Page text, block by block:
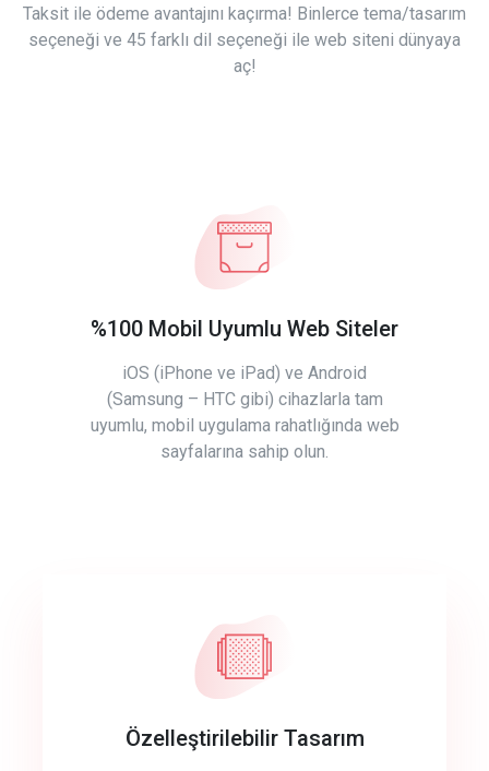
Taksit ile ödeme avantajını kaçırma! Binlerce tema/tasarım
seçeneği ve 45 farklı dil seçeneği ile web siteni dünyaya
aç!
%100 Mobil Uyumlu Web Siteler
iOS (iPhone ve iPad) ve Android
(Samsung – HTC gibi) cihazlarla tam
uyumlu, mobil uygulama rahatlığında web
sayfalarına sahip olun.
Özelleştirilebilir Tasarım